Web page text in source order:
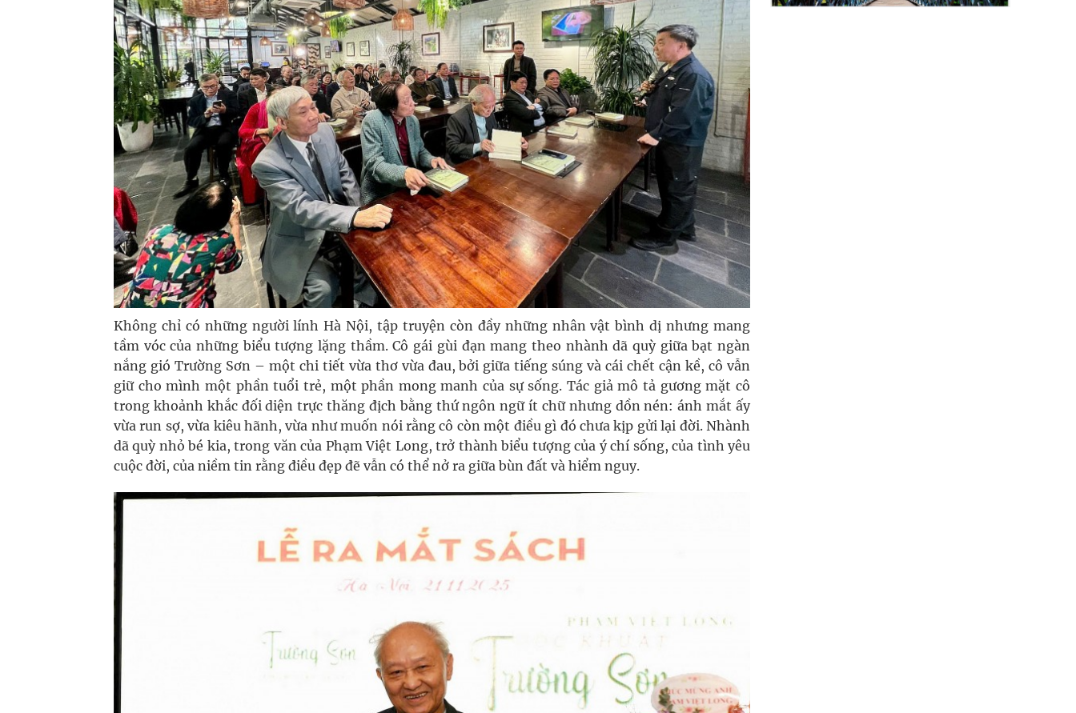
Không chỉ có những người lính Hà Nội, tập truyện còn đầy những nhân vật bình dị nhưng mang
tầm vóc của những biểu tượng lặng thầm. Cô gái gùi đạn mang theo nhành dã quỳ giữa bạt ngàn
nắng gió Trường Sơn – một chi tiết vừa thơ vừa đau, bởi giữa tiếng súng và cái chết cận kề, cô vẫn
giữ cho mình một phần tuổi trẻ, một phần mong manh của sự sống. Tác giả mô tả gương mặt cô
trong khoảnh khắc đối diện trực thăng địch bằng thứ ngôn ngữ ít chữ nhưng dồn nén: ánh mắt ấy
vừa run sợ, vừa kiêu hãnh, vừa như muốn nói rằng cô còn một điều gì đó chưa kịp gửi lại đời. Nhành
dã quỳ nhỏ bé kia, trong văn của Phạm Việt Long, trở thành biểu tượng của ý chí sống, của tình yêu
cuộc đời, của niềm tin rằng điều đẹp đẽ vẫn có thể nở ra giữa bùn đất và hiểm nguy.